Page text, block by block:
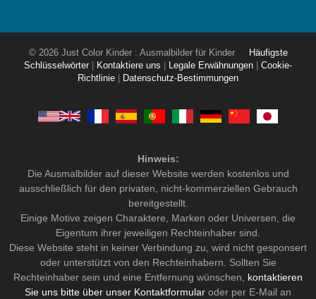
© 2026 Just Color Kinder : Ausmalbilder für Kinder
Häufigste
Schlüsselwörter
Kontaktiere uns Legale Erwähnungen
Cookie-
Richtlinie
Datenschutz-Bestimmungen
Hinweis:
Die Ausmalbilder auf dieser Website werden kostenlos und
ausschließlich für den privaten, nicht-kommerziellen Gebrauch
bereitgestellt.
Einige Motive zeigen Charaktere, Marken oder Universen, die
Eigentum ihrer jeweiligen Rechteinhaber sind.
Diese Website steht in keiner Verbindung zu, wird nicht gesponsert
oder unterstützt von den Rechteinhabern. Sollten Sie
Rechteinhaber sein und eine Entfernung wünschen, kontaktieren
Sie uns bitte über unser Kontaktformular oder per E-Mail an